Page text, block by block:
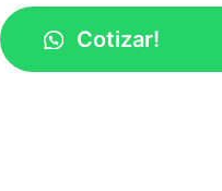
Cotizar!